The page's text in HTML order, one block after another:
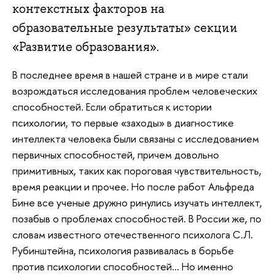
контекстных факторов на
образовательные результаты» секции
«Развитие образования».
В последнее время в нашей стране и в мире стали
возрождаться исследования проблем человеческих
способностей. Если обратиться к истории
психологии, то первые «заходы» в диагностике
интеллекта человека были связаны с исследованием
первичных способностей, причем довольно
примитивных, таких как пороговая чувствительность,
время реакции и прочее. Но после работ Альфреда
Бине все ученые дружно ринулись изучать интеллект,
позабыв о проблемах способностей. В России же, по
словам известного отечественного психолога С.Л.
Рубинштейна, психология развивалась в борьбе
против психологии способностей… Но именно